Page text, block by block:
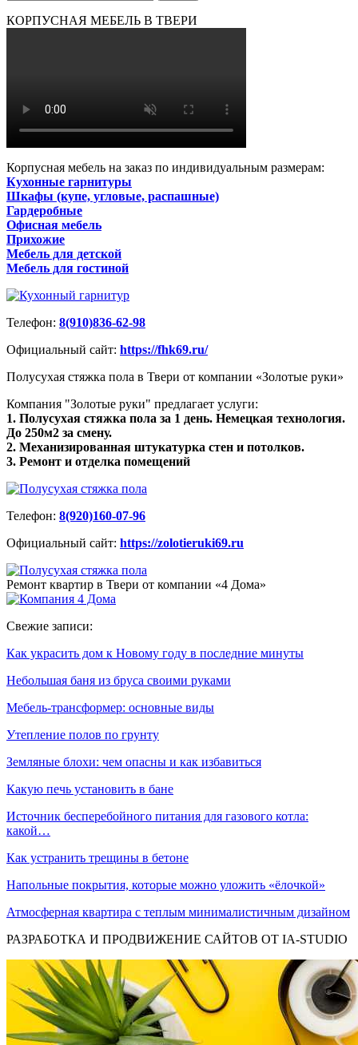
КОРПУСНАЯ МЕБЕЛЬ В ТВЕРИ
Корпусная мебель на заказ по индивидуальным размерам:
Кухонные гарнитуры
Шкафы (купе, угловые, распашные)
Гардеробные
Офисная мебель
Прихожие
Мебель для детской
Мебель для гостиной
Телефон: 8(910)836-62-98
Официальный сайт: https://fhk69.ru/
Полусухая стяжка пола в Твери от компании «Золотые руки»
Компания "Золотые руки" предлагает услуги:
1. Полусухая стяжка пола за 1 день. Немецкая технология.
До 250м2 за смену.
2. Механизированная штукатурка стен и потолков.
3. Ремонт и отделка помещений
Телефон: 8(920)160-07-96
Официальный сайт: https://zolotieruki69.ru
Ремонт квартир в Твери от компании «4 Дома»
Свежие записи:
Как украсить дом к Новому году в последние минуты
Небольшая баня из бруса своими руками
Мебель-трансформер: основные виды
Утепление полов по грунту
Земляные блохи: чем опасны и как избавиться
Какую печь установить в бане
Источник бесперебойного питания для газового котла:
какой…
Как устранить трещины в бетоне
Напольные покрытия, которые можно уложить «ёлочкой»
Атмосферная квартира с теплым минималистичным дизайном
РАЗРАБОТКА И ПРОДВИЖЕНИЕ САЙТОВ ОТ IA-STUDIO